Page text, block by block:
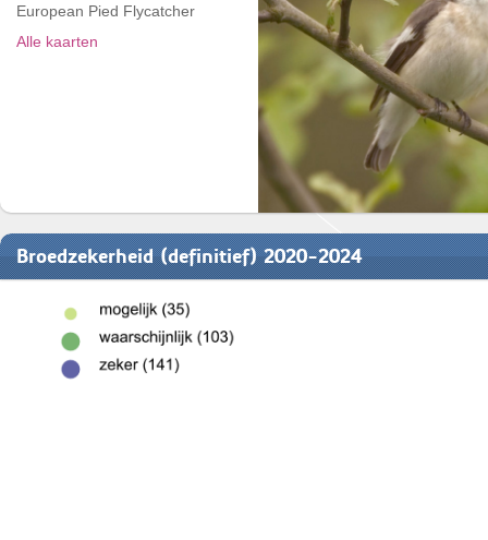
European Pied Flycatcher
Alle kaarten
Broedzekerheid (definitief) 2020-2024